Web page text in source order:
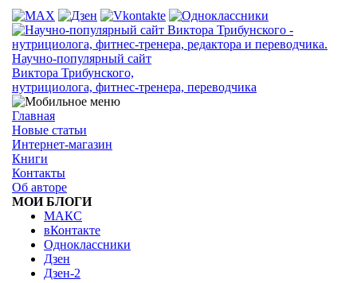
Научно-популярный сайт
Виктора Трибунского,
нутрициолога, фитнес-тренера, переводчика
Главная
Новые статьи
Интернет-магазин
Книги
Контакты
Об авторе
МОИ БЛОГИ
МАКС
вКонтакте
Одноклассники
Дзен
Дзен-2